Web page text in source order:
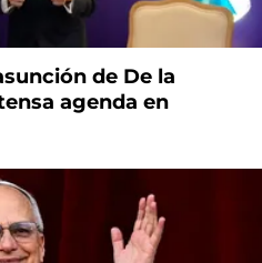
de De la
agenda en